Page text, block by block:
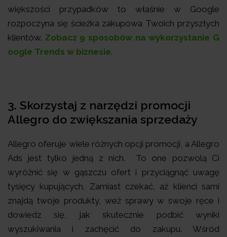
większości przypadków to właśnie w Google
rozpoczyna się ścieżka zakupowa Twoich przyszłych
klientów. Zobacz 9 sposobów na wykorzystanie G
oogle Trends w biznesie.
3. Skorzystaj z narzędzi promocji
Allegro do zwiększania sprzedaży
Allegro oferuje wiele różnych opcji promocji, a Allegro
Ads jest tylko jedną z nich. To one pozwolą Ci
wyróżnić się w gąszczu ofert i przyciągnąć uwagę
tysięcy kupujących. Zamiast czekać, aż klienci sami
znajdą twoje produkty, weź sprawy w swoje ręce i
dowiedz się, jak skutecznie podbić wyniki
wyszukiwania i zachęcić do zakupu. Wśród